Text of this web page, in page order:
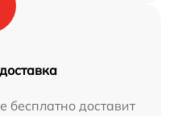
бесплатно доставит